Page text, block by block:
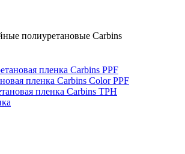
полиуретановые Carbins
пленка Carbins PPF
пленка Carbins Color PPF
пленка Carbins TPH